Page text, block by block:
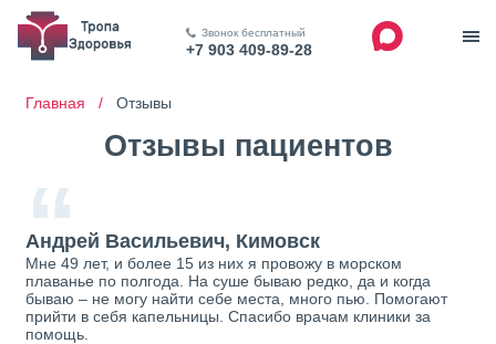
Звонок бесплатный
+7 903 409-89-28
Главная / Отзывы
Отзывы пациентов
“
Андрей Васильевич, Кимовск
Мне 49 лет, и более 15 из них я провожу в морском
плаванье по полгода. На суше бываю редко, да и когда
бываю – не могу найти себе места, много пью. Помогают
прийти в себя капельницы. Спасибо врачам клиники за
помощь.